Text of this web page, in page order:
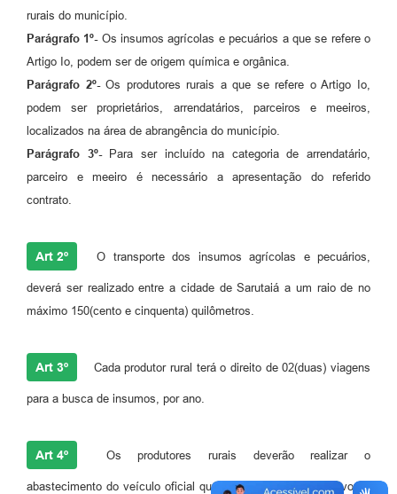
rurais do município.
Parágrafo 1º- Os insumos agrícolas e pecuários a que se refere o
Artigo Io, podem ser de origem química e orgânica.
Parágrafo 2º-Os produtores rurais a que se refere o Artigo Io,
podem ser proprietários, arrendatários, parceiros e meeiros,
localizados na área de abrangência do município.
Parágrafo 3º- Para ser incluído na categoria de arrendatário,
parceiro e meeiro é necessário a apresentação do referido
contrato.
Art 2º O transporte dos insumos agrícolas e pecuários,
deverá ser realizado entre a cidade de Sarutaiá a um raio de no
máximo 150(cento e cinquenta) quilômetros.
Art 3º Cada produtor rural terá o direito de 02(duas) viagens
para a busca de insumos, por ano.
Art 4º Os produtores rurais deverão realizar o
abastecimento do veículo oficial que fará o transporte, relativo ao